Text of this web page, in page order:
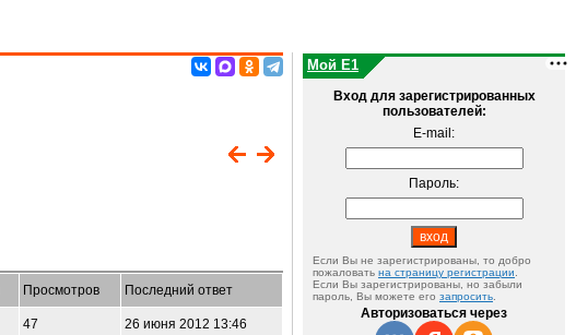
Просмотров Последний ответ
47 26 июня 2012 13:46
Мой E1
Вход для зарегистрированных
пользователей:
E-mail:
Пароль:
Если Вы не зарегистрированы, то добро
пожаловать на страницу регистрации
Если Вы зарегистрированы, но забыли
пароль, Вы можете его запросить
Авторизоваться через